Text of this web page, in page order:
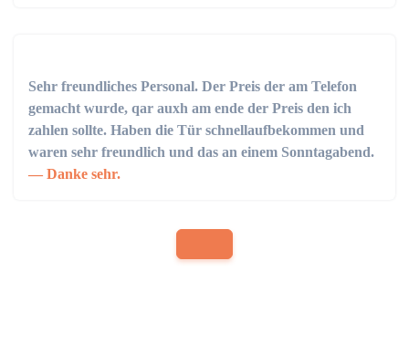
Sehr freundliches Personal. Der Preis der am Telefon
gemacht wurde, qar auxh am ende der Preis den ich
zahlen sollte. Haben die Tür schnellaufbekommen und
waren sehr freundlich und das an einem Sonntagabend.
Danke sehr.